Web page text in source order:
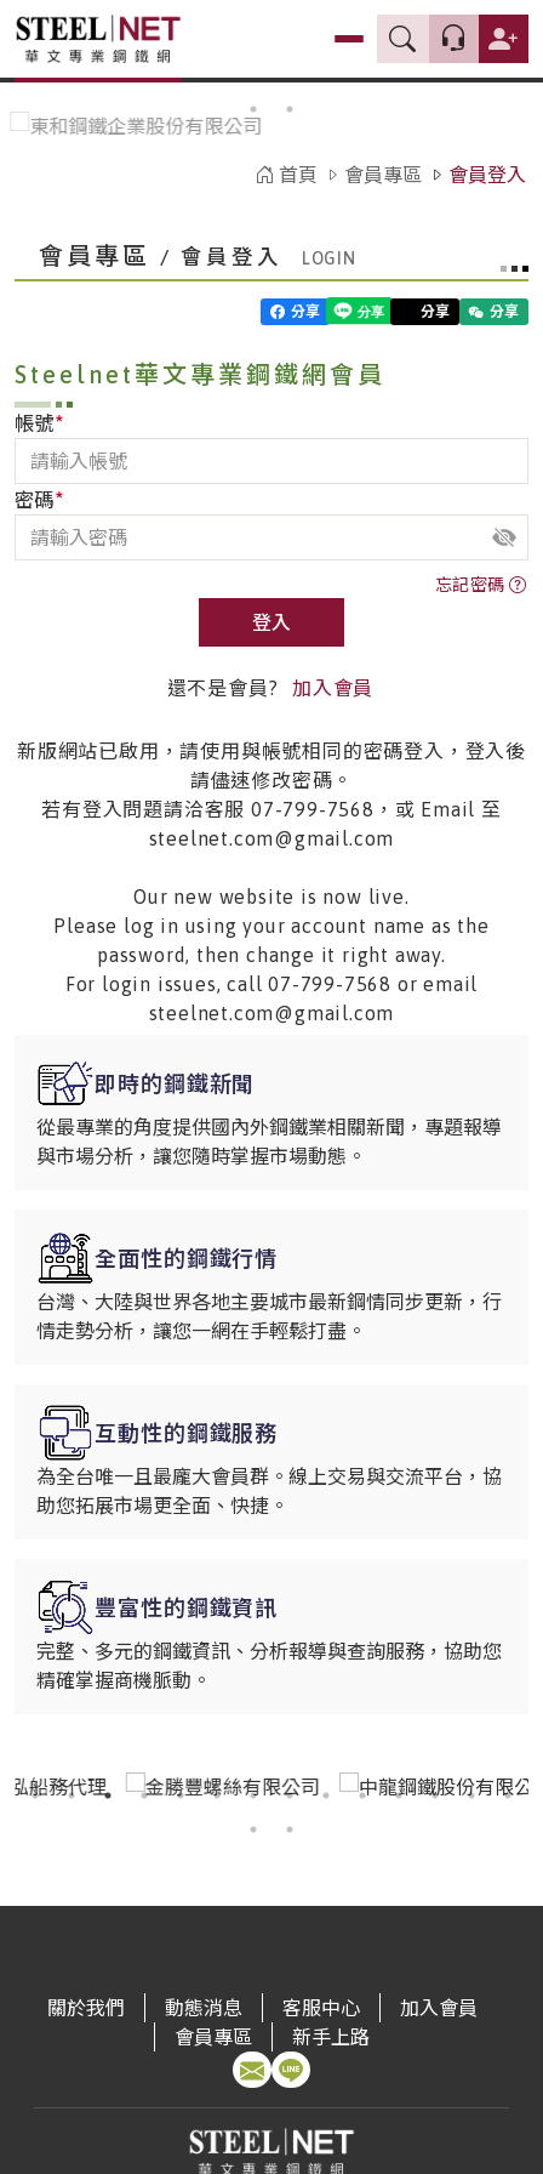
首頁 會員專區 會員登入
會員專區 / 會員登入
分享 分享 分享
Steelnet華文專業鋼鐵網會員
帳號*
密碼*
忘記密碼
登入
還不是會員? 加入會員
新版網站已啟用，請使用與帳號相同的密碼登入，登入後
請儘速修改密碼。
若有登入問題請洽客服 07-799-7568，或 Email 至
steelnet.com@gmail.com
Our new website is now live.
Please log in using your account name as the
password, then change it right away.
For login issues, call 07-799-7568 or email
steelnet.com@gmail.com
即時的鋼鐵新聞
從最專業的角度提供國內外鋼鐵業相關新聞，專題報導
與市場分析，讓您隨時掌握市場動態。
全面性的鋼鐵行情
台灣、大陸與世界各地主要城市最新鋼情同步更新，行
情走勢分析，讓您一網在手輕鬆打盡。
互動性的鋼鐵服務
為全台唯一且最龐大會員群。線上交易與交流平台，協
助您拓展市場更全面、快捷。
豐富性的鋼鐵資訊
完整、多元的鋼鐵資訊、分析報導與查詢服務，協助您
精確掌握商機脈動。
關於我們 動態消息 客服中心
加入會員
會員專區
新手上路